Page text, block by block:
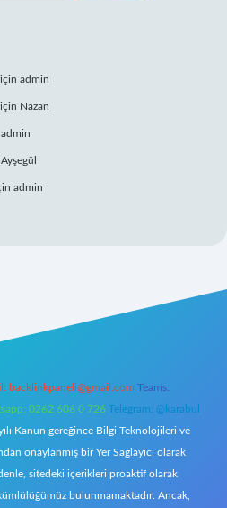
admin
Nazan
admin
Ayşegül
admin
backlinkpaneli@gmail.com Teams:
0262 606 0 726 Telegram: @karabul
Kanun gereğince Bilgi Teknolojileri ve
onaylanmış bir Yer Sağlayıcı olarak
sitedeki içerikleri proaktif olarak
bulunmamaktadır. Ancak,